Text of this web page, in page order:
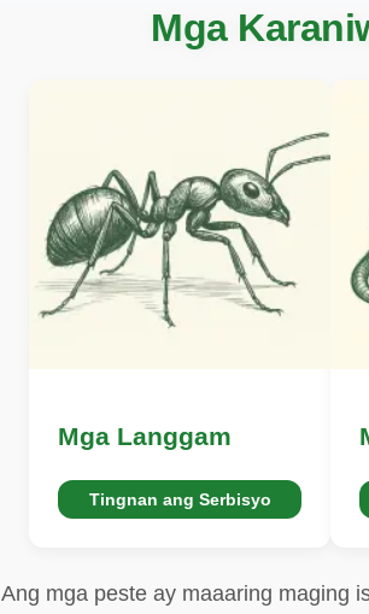
Mga
Mga Langgam
Tingnan ang Serbisyo
Ang mga peste ay maaaring maging